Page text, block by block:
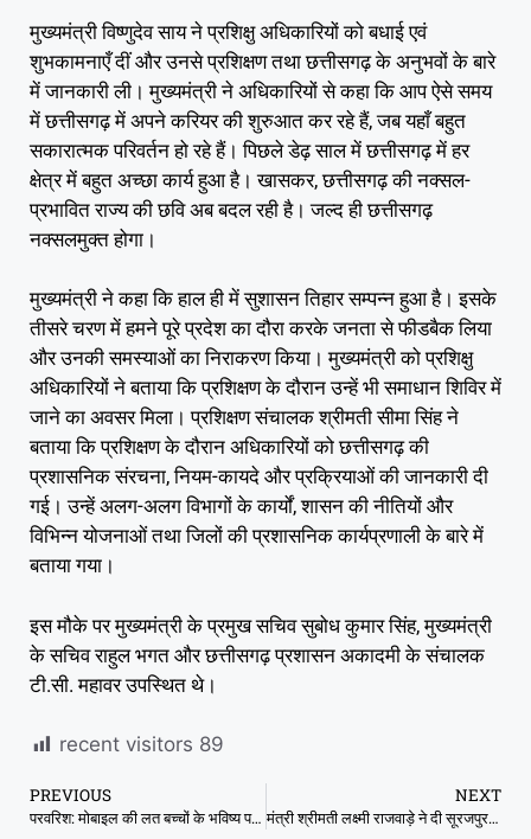
मुख्यमंत्री विष्णुदेव साय ने प्रशिक्षु अधिकारियों को बधाई एवं
शुभकामनाएँ दीं और उनसे प्रशिक्षण तथा छत्तीसगढ़ के अनुभवों के बारे
में जानकारी ली। मुख्यमंत्री ने अधिकारियों से कहा कि आप ऐसे समय
में छत्तीसगढ़ में अपने करियर की शुरुआत कर रहे हैं, जब यहाँ बहुत
सकारात्मक परिवर्तन हो रहे हैं। पिछले डेढ़ साल में छत्तीसगढ़ में हर
क्षेत्र में बहुत अच्छा कार्य हुआ है। खासकर, छत्तीसगढ़ की नक्सल-
प्रभावित राज्य की छवि अब बदल रही है। जल्द ही छत्तीसगढ़
नक्सलमुक्त होगा।
मुख्यमंत्री ने कहा कि हाल ही में सुशासन तिहार सम्पन्न हुआ है। इसके
तीसरे चरण में हमने पूरे प्रदेश का दौरा करके जनता से फीडबैक लिया
और उनकी समस्याओं का निराकरण किया। मुख्यमंत्री को प्रशिक्षु
अधिकारियों ने बताया कि प्रशिक्षण के दौरान उन्हें भी समाधान शिविर में
जाने का अवसर मिला। प्रशिक्षण संचालक श्रीमती सीमा सिंह ने
बताया कि प्रशिक्षण के दौरान अधिकारियों को छत्तीसगढ़ की
प्रशासनिक संरचना, नियम-कायदे और प्रक्रियाओं की जानकारी दी
गई। उन्हें अलग-अलग विभागों के कार्यों, शासन की नीतियों और
विभिन्न योजनाओं तथा जिलों की प्रशासनिक कार्यप्रणाली के बारे में
बताया गया।
इस मौके पर मुख्यमंत्री के प्रमुख सचिव सुबोध कुमार सिंह, मुख्यमंत्री
के सचिव राहुल भगत और छत्तीसगढ़ प्रशासन अकादमी के संचालक
टी.सी. महावर उपस्थित थे।
recent visitors 89
PREVIOUS
परवरिश: मोबाइल की लत बच्चों के भविष्य पर भारी, जानें इससे छुटकारा पाने के उपाय
NEXT
मंत्री श्रीमती लक्ष्मी राजवाड़े ने दी सूरजपुर जिले को सौगात